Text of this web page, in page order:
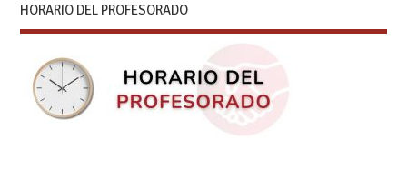
HORARIO DEL PROFESORADO